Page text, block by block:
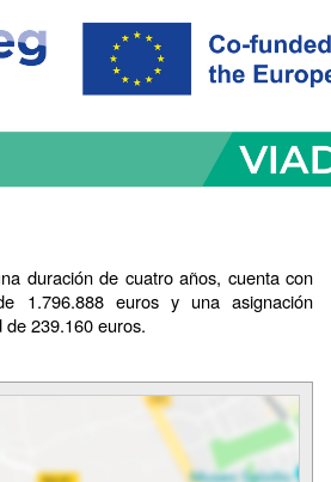
duración de cuatro años, cuenta con
1.796.888 euros y una asignación
239.160 euros.